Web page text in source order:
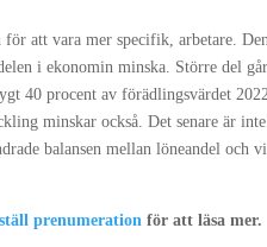
för att vara mer specifik, arbetare.
i ekonomin minska. Större del
40 procent av förädlingsvärdet
minskar också. Det senare är
balansen mellan löneandel och
prenumeration för att läsa mer.